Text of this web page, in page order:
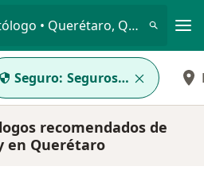
Dentista - Odontólogo • Querétaro, Querétaro
Seguro: Seguros Monterrey
recomendados de
en Querétaro